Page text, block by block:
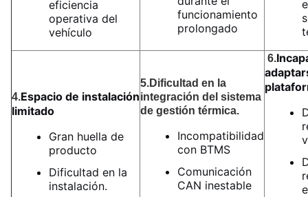
eficiencia
operativa del
vehículo
funcionamiento
prolongado
4.Espacio de instalación
limitado
Gran huella de
producto
Dificultad en la
instalación.
5.Dificultad en la
integración del sistema
de gestión térmica.
Incompatibilidad
con BTMS
Comunicación
CAN inestable
6.